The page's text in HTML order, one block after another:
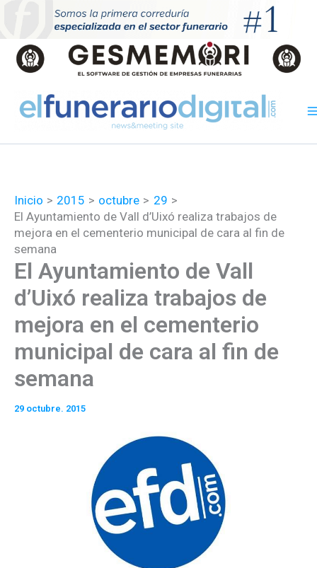
contenido
Inicio 2015 octubre
29
El Ayuntamiento de Vall d’Uixó realiza trabajos de
mejora en el cementerio municipal de cara al fin de
semana
El Ayuntamiento de Vall
d’Uixó realiza trabajos de
mejora en el cementerio
municipal de cara al fin de
semana
29 octubre. 2015